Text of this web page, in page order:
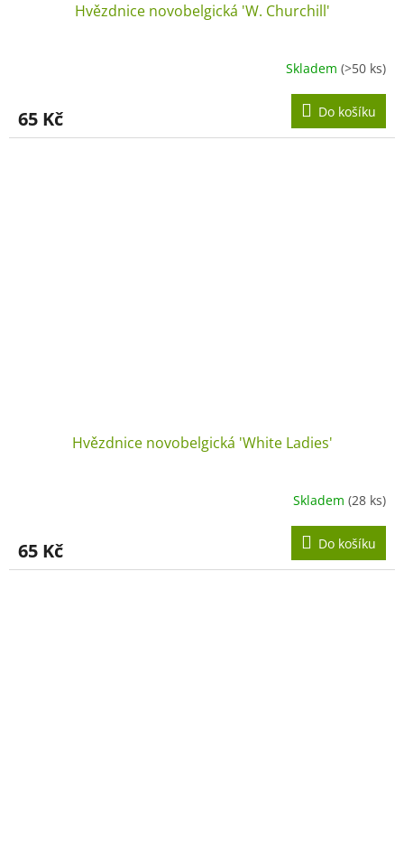
Hvězdnice novobelgická 'W. Churchill'
Skladem (>50 ks)
65 Kč Do košíku
Hvězdnice novobelgická 'White Ladies'
Skladem (28 ks)
65 Kč Do košíku